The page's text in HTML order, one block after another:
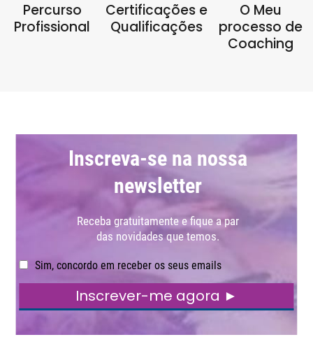
Percurso
Profissional
Certificações e
Qualificações
O Meu
processo de
Coaching